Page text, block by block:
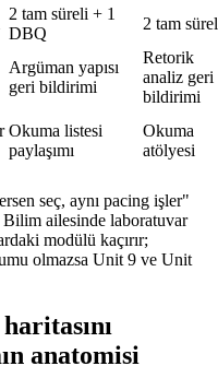
2 tam süreli + 1
DBQ
2 tam
Argüman yapısı
geri bildirimi
Retorik
analiz geri
bildirimi
Okuma listesi
paylaşımı
Okuma
atölyesi
seç, aynı pacing işler"
Bilim ailesinde laboratuvar
modülü kaçırır;
olmazsa Unit 9 ve Unit
anatomisi